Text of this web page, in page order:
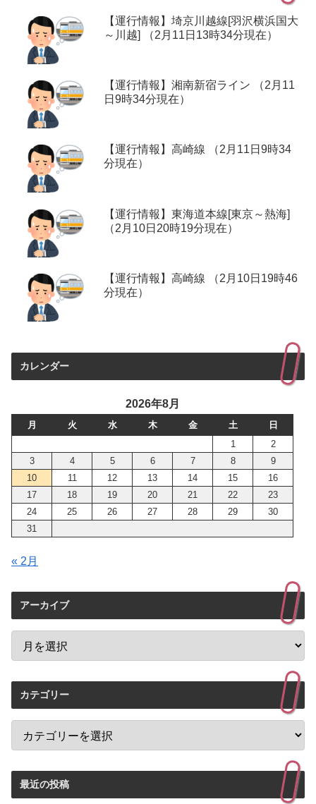
【運行情報】埼京川越線[羽沢横浜国大
～川越] （2月11日13時34分現在）
【運行情報】湘南新宿ライン （2月11
日9時34分現在）
【運行情報】高崎線 （2月11日9時34
分現在）
【運行情報】東海道本線[東京～熱海]
（2月10日20時19分現在）
【運行情報】高崎線 （2月10日19時46
分現在）
カレンダー
2026年8月
月 火 水 木 金 土
日
1
2
3
4 5 6 7 8
9
10
11 12 13 14 15
16
17
18 19 20 21 22
23
24
25 26 27 28 29
30
31
« 2月
アーカイブ
カテゴリー
最近の投稿